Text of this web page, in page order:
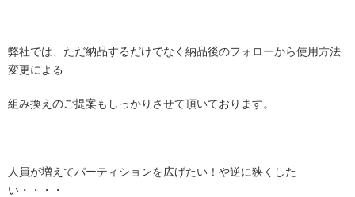
弊社では、ただ納品するだけでなく納品後のフォローから使用方法
変更による
組み換えのご提案もしっかりさせて頂いております。
人員が増えてパーティションを広げたい！や逆に狭くした
い・・・・